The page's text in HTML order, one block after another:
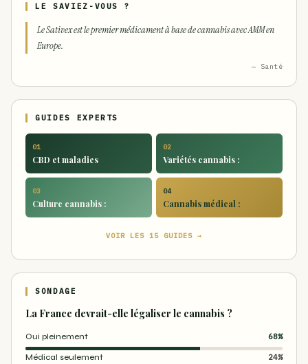
LE SAVIEZ-VOUS ?
Le Sativex est le premier médicament à base de cannabis avec AMM en
Europe.
— Santé
GUIDES EXPERTS
01
CBD et maladies
02
Variétés cannabis :
03
Culture cannabis :
04
Cannabis médical :
VOIR LES 15 GUIDES →
SONDAGE
La France devrait-elle légaliser le cannabis ?
Oui pleinement 68%
Médical seulement 24%